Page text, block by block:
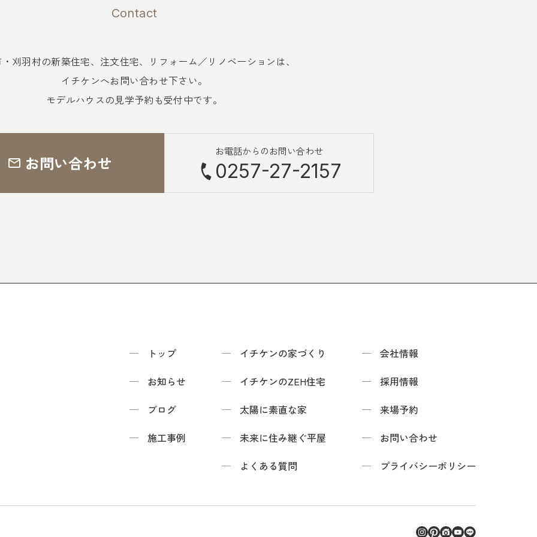
Contact
刈羽村の新築住宅、注文住宅、
リフォーム／リノベーションは、
イチケンへお問い合わせ下さい。
モデルハウスの見学予約も受付中です。
お問い合わせ
お電話からのお問い合わせ
0257-27-2157
トップ
お知らせ
ブログ
施工事例
イチケンの家づくり
イチケンのZEH住宅
太陽に素直な家
未来に住み継ぐ平屋
よくある質問
会社情報
採用情報
来場予約
お問い合わせ
プライバシーポリシー